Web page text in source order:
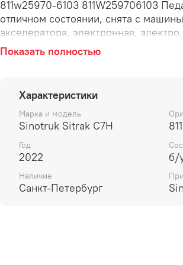
811w25970-6103 811W259706103
отличном состоянии, снята с
акселератора, электронная,
система.
Показать полностью
Характеристики
Марка и модель
Sinotruk Sitrak C7H
Год
2022 б/
Наличие
Санкт-Петербург